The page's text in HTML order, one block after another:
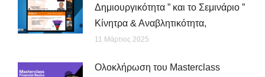
Δημιουργικότητα ” και το Σεμινάριο ”
Κίνητρα & Αναβλητικότητα,
11 Μάρτιος 2025
Ολοκλήρωση του Masterclass